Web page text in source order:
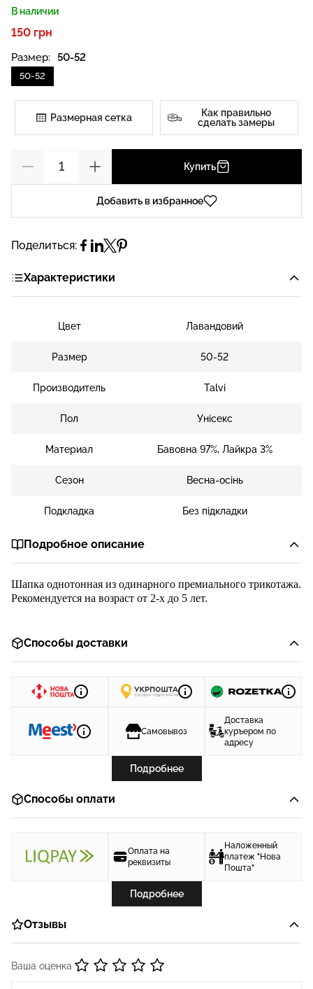
В наличии
150 грн
Размер: 50-52
50-52
Размерная сетка
Как правильно
сделать замеры
Купить
Добавить в избранное
Поделиться:
Характеристики
Цвет Лавандовий
Размер 50-52
Производитель Talvi
Пол Унісекс
Материал Бавовна 97%, Лайкра 3%
Сезон Весна-осінь
Подкладка Без підкладки
Подробное описание
Шапка однотонная из одинарного премиального трикотажа.
Рекомендуется на возраст от 2-х до 5 лет.
Способы доставки
Самовывоз
Доставка
куръером по
адресу
Подробнее
Способы оплати
Оплата на
реквизиты
Наложенный
платеж "Нова
Пошта"
Подробнее
Отзывы
Ваша оценка